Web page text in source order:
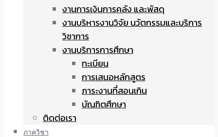
งานการเงินการคลัง และพัสดุ
งานบริหารงานวิจัย นวัตกรรมและบริการ
วิชาการ
งานบริการการศึกษา
ทะเบียน
การเสนอหลักสูตร
ภาระงานที่สอนเกิน
บัณฑิตศึกษา
ติดต่อเรา
ภาควิชา